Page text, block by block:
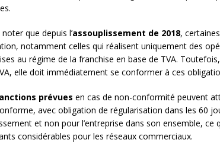
que depuis l’assouplissement de 2018,
notamment celles qui réalisent uniquement des
au régime de la franchise en base de TVA.
elle doit immédiatement se conformer à ces
prévues en cas de non-conformité peuvent
avec obligation de régularisation dans les 60
et non pour l’entreprise dans son ensemble,
considérables pour les réseaux commerciaux.